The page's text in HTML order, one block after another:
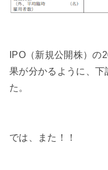
IPO（新規公開株）の
果が分かるように、下
た。
では、また！！